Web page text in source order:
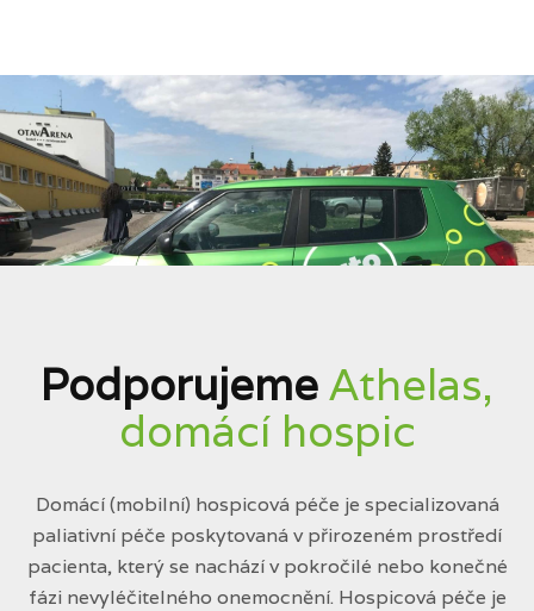
PodporujemeAthelas,
domácí hospic
Domácí (mobilní) hospicová péče je specializovaná
paliativní péče poskytovaná v přirozeném prostředí
pacienta, který se nachází v pokročilé nebo konečné
fázi nevyléčitelného onemocnění. Hospicová péče je